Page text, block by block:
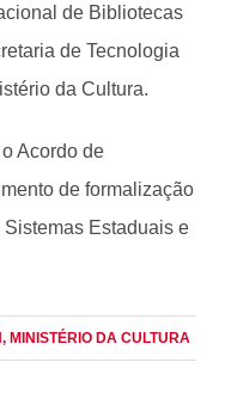
de Bibliotecas
de Tecnologia
da Cultura.
Acordo de
de formalização
Estaduais e
, MINISTÉRIO DA CULTURA